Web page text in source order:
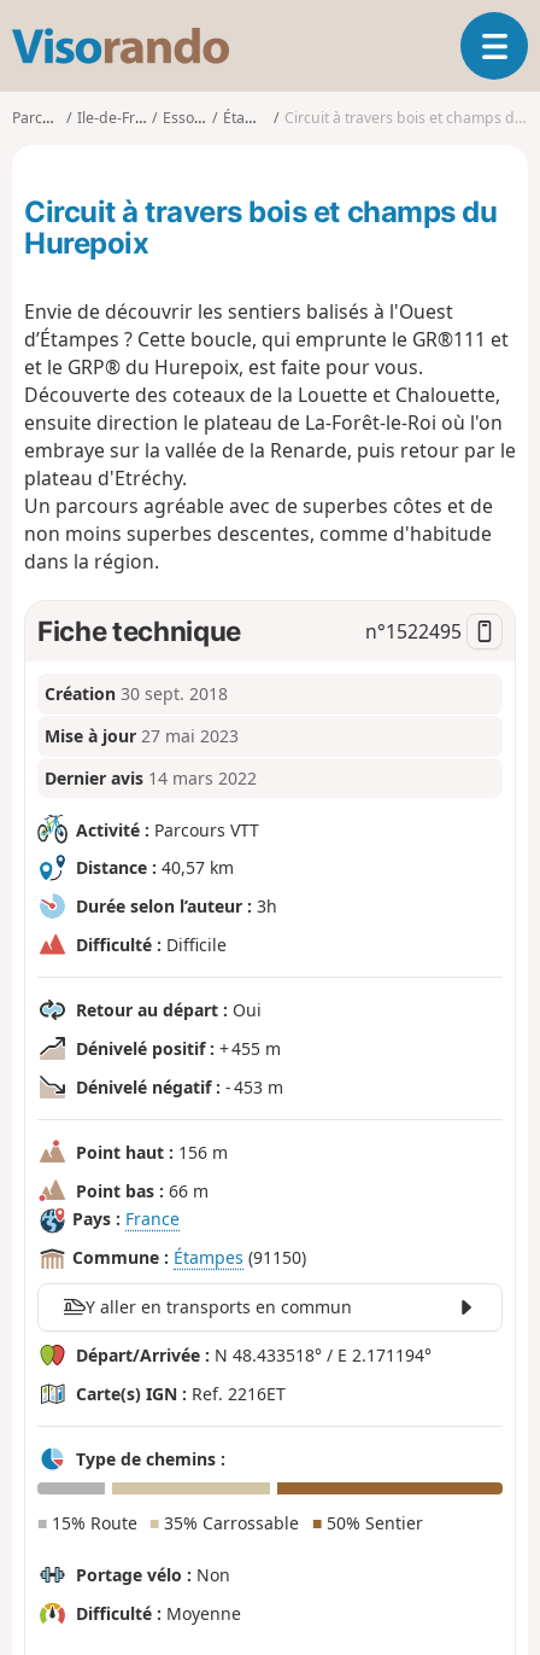
s
o
d
O
u
l
i
a
t
i
o
Parcours Ile-de-France Essonne Étampes Circuit à travers bois et champs du Hurepoix
Circuit à travers bois et champs du
Hurepoix
Envie de découvrir les sentiers balisés à l'Ouest
d’Étampes ? Cette boucle, qui emprunte le GR®111 et
et le GRP® du Hurepoix, est faite pour vous.
Découverte des coteaux de la Louette et Chalouette,
ensuite direction le plateau de La-Forêt-le-Roi où l'on
embraye sur la vallée de la Renarde, puis retour par le
plateau d'Etréchy.
Un parcours agréable avec de superbes côtes et de
non moins superbes descentes, comme d'habitude
dans la région.
Fiche technique n°1522495
Création 30 sept. 2018
Mise à jour 27 mai 2023
Dernier avis 14 mars 2022
Activité : Parcours VTT
Distance : 40,57 km
Durée selon l’auteur : 3h
Difficulté : Difficile
Retour au départ : Oui
Dénivelé positif : + 455 m
Dénivelé négatif : - 453 m
Point haut : 156 m
Point bas : 66 m
Pays : France
Commune : Étampes (91150)
Y aller en transports en commun
Départ/Arrivée : N 48.433518° / E 2.171194°
Carte(s) IGN : Ref. 2216ET
Type de chemins :
■ 15% Route ■ 35% Carrossable ■50% Sentier
Portage vélo : Non
Difficulté : Moyenne